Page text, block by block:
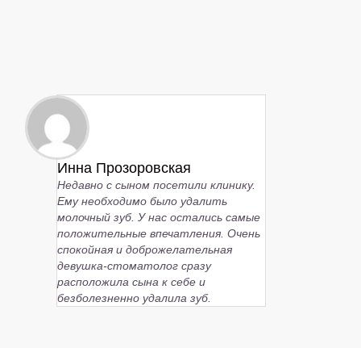
Инна Прозоровская
Недавно с сыном посетили клинику.
Ему необходимо было удалить
молочный зуб. У нас остались самые
положительные впечатления. Очень
спокойная и доброжелательная
девушка-стоматолог сразу
расположила сына к себе и
безболезненно удалила зуб.